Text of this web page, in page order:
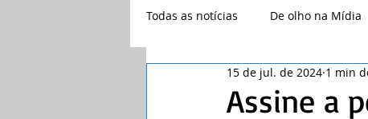
Todas as notícias De olho na Mídia
2026
Assine a
15 de jul. de 2024 1 min